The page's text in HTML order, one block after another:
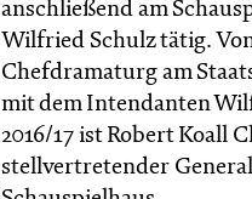
anschließend am
Wilfried Schulz tätig.
Chefdramaturg am
mit dem Intendanten
2016/17 ist Robert Koall
stellvertretender